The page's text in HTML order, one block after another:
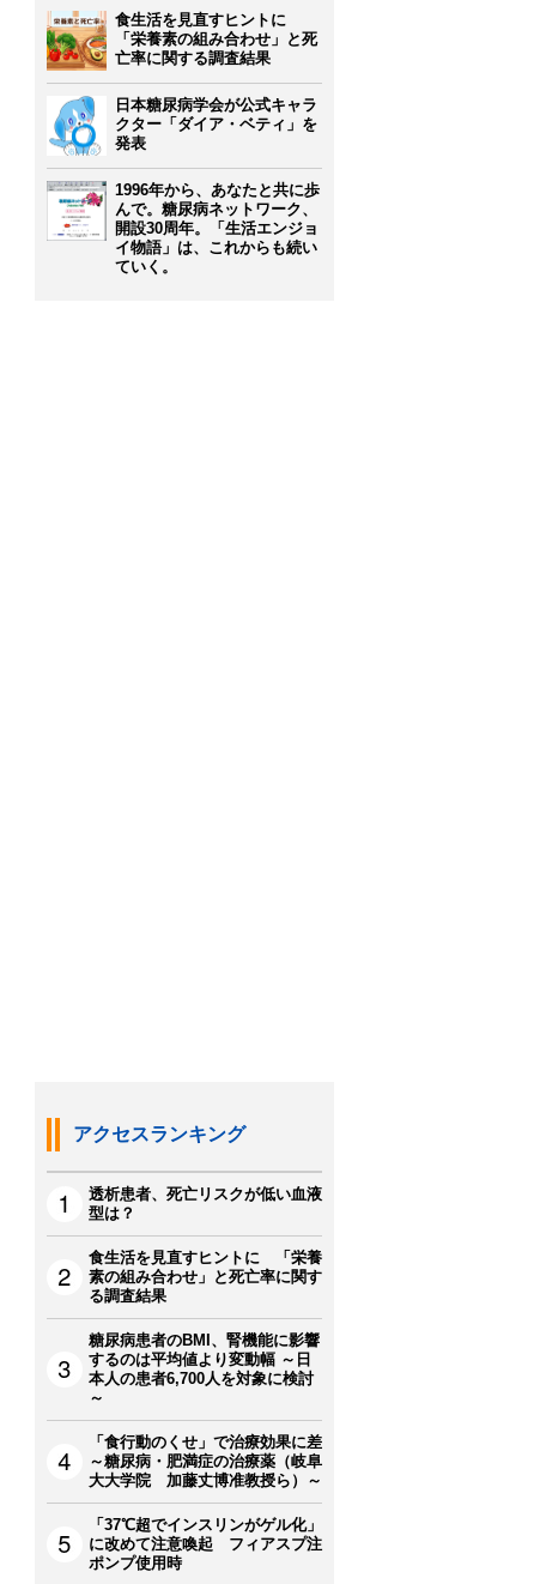
食生活を見直すヒントに
「栄養素の組み合わせ」と死
亡率に関する調査結果
日本糖尿病学会が公式キャラ
クター「ダイア・ベティ」を
発表
1996年から、あなたと共に歩
んで。糖尿病ネットワーク、
開設30周年。「生活エンジョ
イ物語」は、これからも続い
ていく。
アクセスランキング
透析患者、死亡リスクが低い血液
型は？
食生活を見直すヒントに 「栄養
素の組み合わせ」と死亡率に関す
る調査結果
糖尿病患者のBMI、腎機能に影響
するのは平均値より変動幅 ～日
本人の患者6,700人を対象に検討
～
「食行動のくせ」で治療効果に差
～糖尿病・肥満症の治療薬（岐阜
大大学院 加藤丈博准教授ら）～
「37℃超でインスリンがゲル化」
に改めて注意喚起 フィアスプ注
ポンプ使用時